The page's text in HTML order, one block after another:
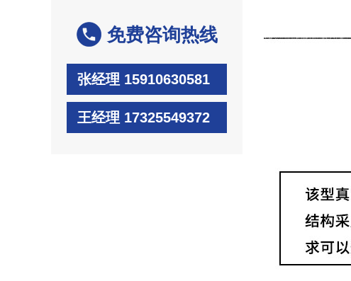
免费咨询热线
张经理 15910630581
王经理 17325549372